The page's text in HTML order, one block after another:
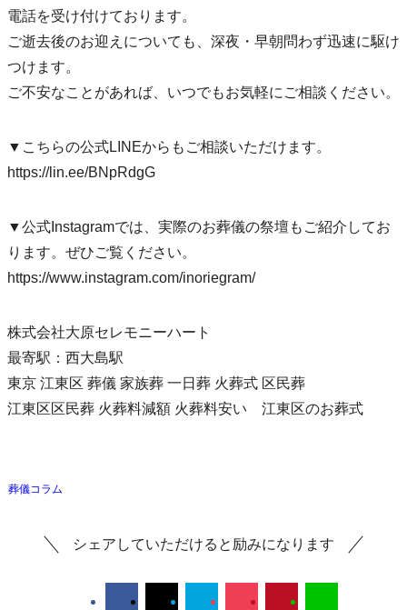
電話を受け付けております。
ご逝去後のお迎えについても、深夜・早朝問わず迅速に駆け
つけます。
ご不安なことがあれば、いつでもお気軽にご相談ください。
▼こちらの公式LINEからもご相談いただけます。
https://lin.ee/BNpRdgG
▼公式Instagramでは、実際のお葬儀の祭壇もご紹介してお
ります。ぜひご覧ください。
https://www.instagram.com/inoriegram/
株式会社大原セレモニーハート
最寄駅：西大島駅
東京 江東区 葬儀 家族葬 一日葬 火葬式 区民葬
江東区区民葬 火葬料減額 火葬料安い 江東区のお葬式
葬儀コラム
シェアしていただけると励みになります